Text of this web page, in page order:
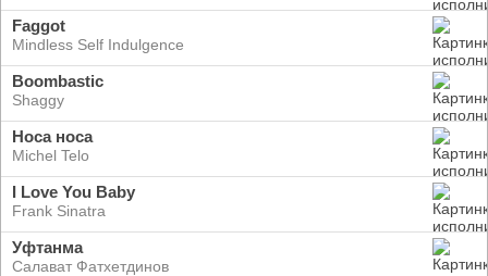
Faggot
Mindless Self Indulgence
Boombastic
Shaggy
Носа носа
Michel Telo
I Love You Baby
Frank Sinatra
Уфтанма
Салават Фатхетдинов